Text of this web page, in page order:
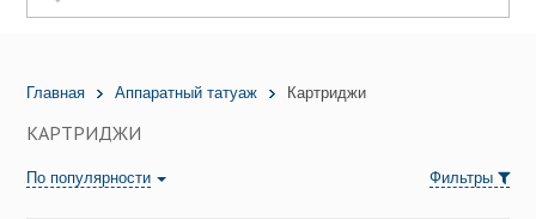
Главная Аппаратный татуаж Картриджи
КАРТРИДЖИ
Фильтры
По популярности